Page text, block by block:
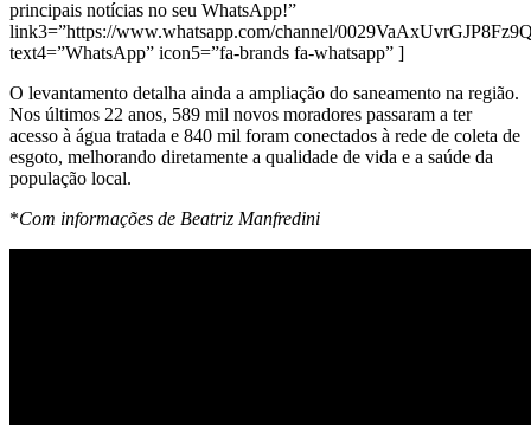
principais notícias no seu WhatsApp!”
link3=”https://www.whatsapp.com/channel/
text4=”WhatsApp” icon5=”fa-brands fa-whatsapp” ]
O levantamento detalha ainda a ampliação do saneamento na região.
Nos últimos 22 anos, 589 mil novos moradores passaram a ter
acesso à água tratada e 840 mil foram conectados à rede de coleta de
esgoto, melhorando diretamente a qualidade de vida e a saúde da
população local.
*Com informações de Beatriz Manfredini